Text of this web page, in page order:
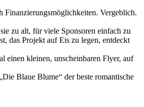
Finanzierungsmöglichkeiten. Vergeblich.
zu alt, für viele Sponsoren einfach zu
das Projekt auf Eis zu legen, entdeckt
einen kleinen, unscheinbaren Flyer, auf
Blaue Blume“ der beste romantische